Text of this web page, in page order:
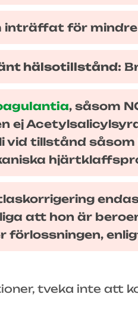
inträffat för mindre
hälsotillstånd:
, såsom
ej
vid tillstånd
att hon är
förlossningen,
tveka inte att